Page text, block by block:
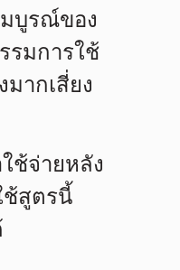
บูรณ์ของ
รมการใช้
มากเสี่ยง
ช้จ่ายหลัง
ช้สูตรนี้